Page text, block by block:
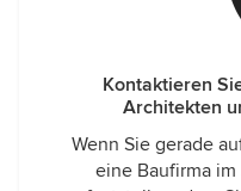
Kontaktieren
Architekten
Wenn Sie gerade
eine Baufirma